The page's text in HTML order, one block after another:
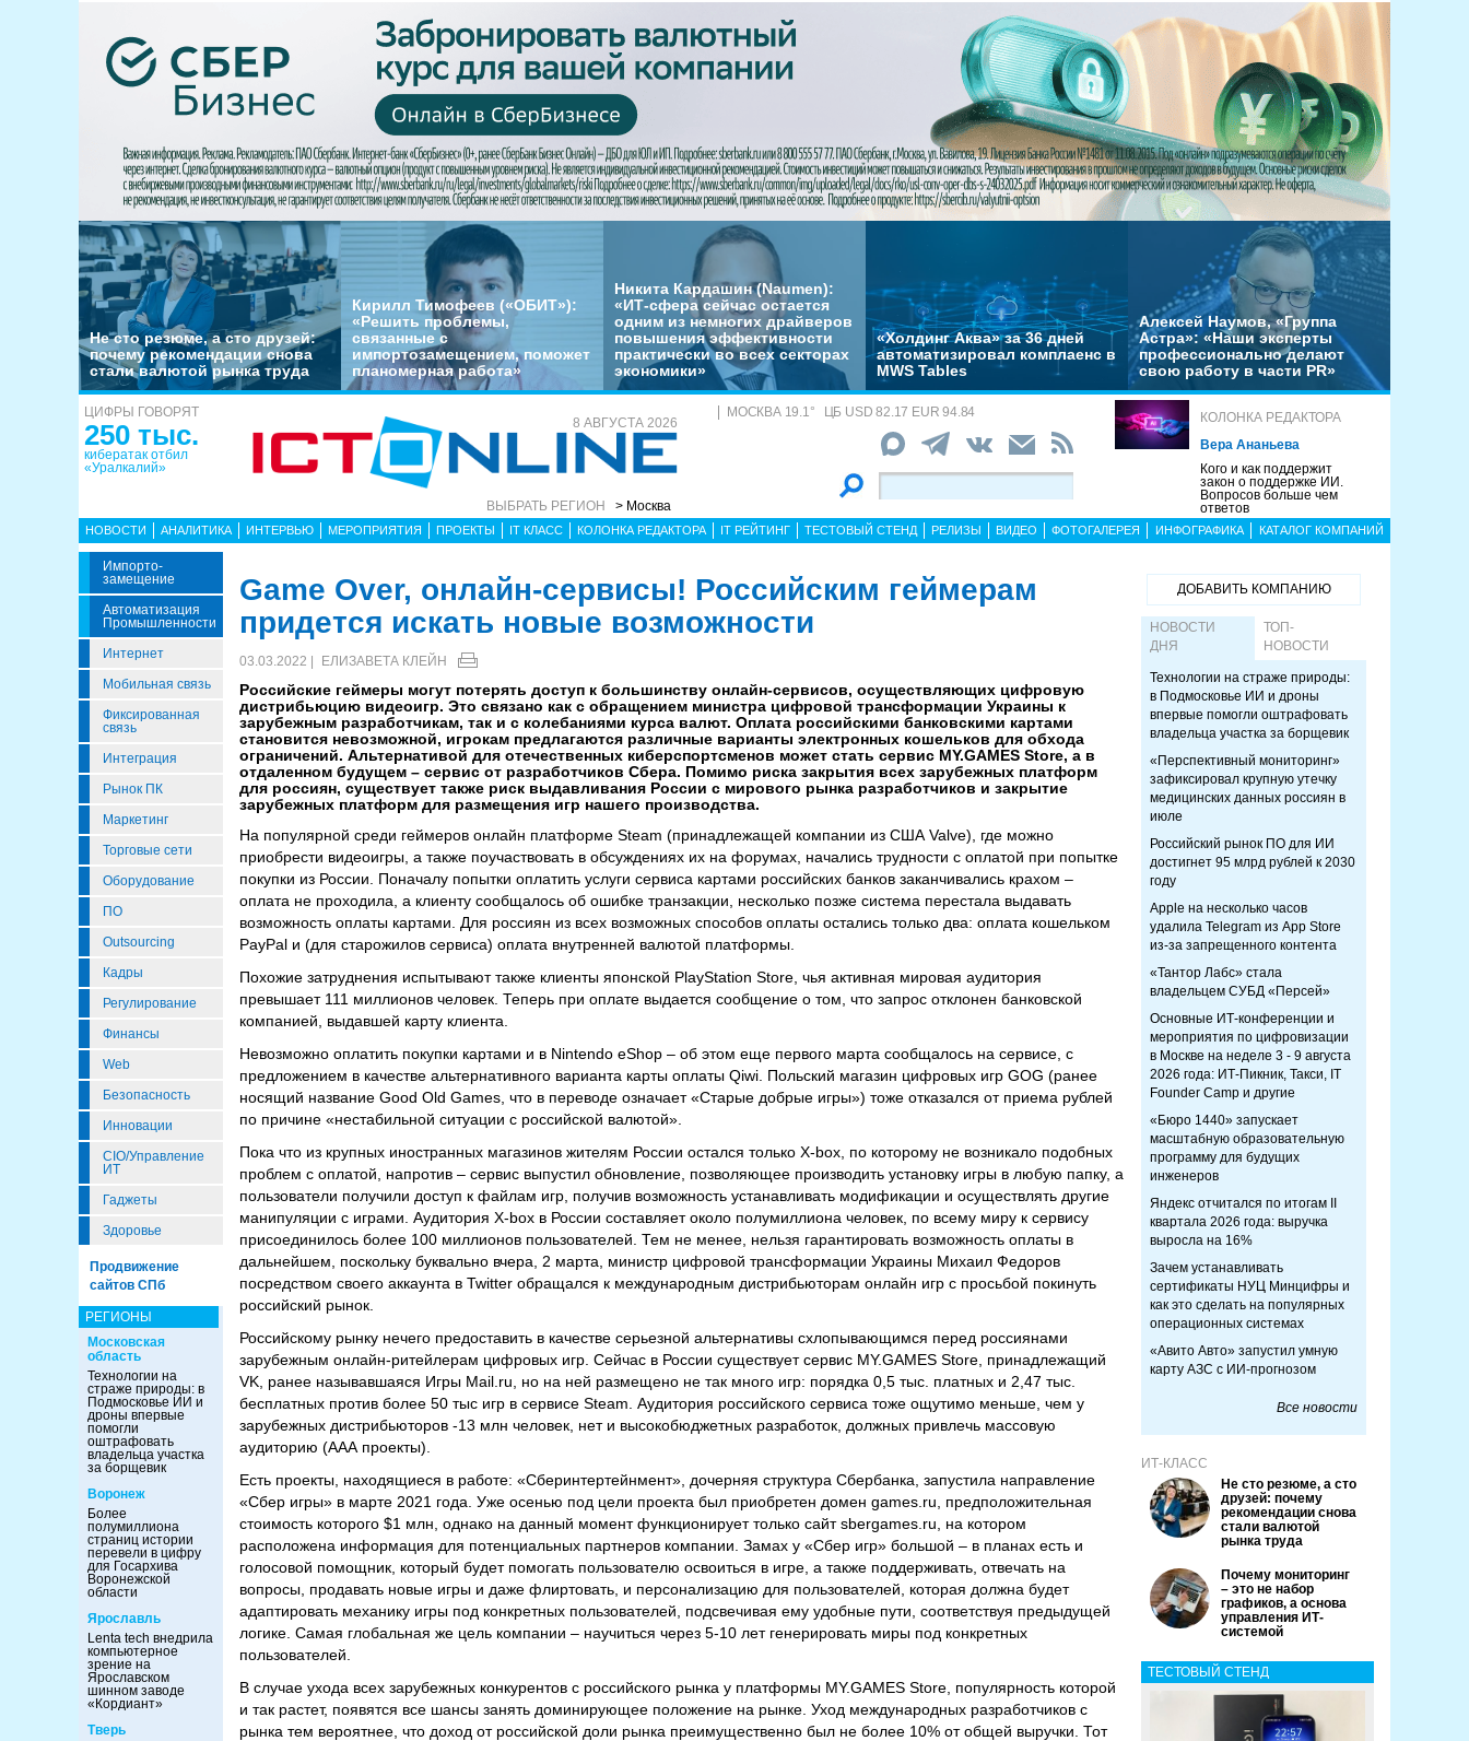
Не сто резюме, а сто друзей:
почему рекомендации снова
стали валютой рынка труда
Кирилл Тимофеев («ОБИТ»):
«Решить проблемы,
связанные с
импортозамещением, поможет
планомерная работа»
Никита Кардашин (Naumen):
«ИТ-сфера сейчас остается
одним из немногих драйверов
повышения эффективности
практически во всех секторах
экономики»
«Холдинг Аква» за 36 дней
автоматизировал комплаенс в
MWS Tables
Алексей Наумов, «Группа
Астра»: «Наши эксперты
профессионально делают
свою работу в части PR»
ЦИФРЫ ГОВОРЯТ
250 тыс.
кибератак отбил
«Уралкалий»
8 АВГУСТА 2026
ВЫБРАТЬ РЕГИОН > Москва
МОСКВА 19.1° ЦБ USD 82.17 EUR 94.84
КОЛОНКА РЕДАКТОРА
Вера Ананьева
Кого и как поддержит
закон о поддержке ИИ.
Вопросов больше чем
ответов
НОВОСТИ АНАЛИТИКА ИНТЕРВЬЮ МЕРОПРИЯТИЯ ПРОЕКТЫ IT КЛАСС КОЛОНКА РЕДАКТОРА IT РЕЙТИНГ ТЕСТОВЫЙ СТЕНД РЕЛИЗЫ ВИДЕО ФОТОГАЛЕРЕЯ ИНФОГРАФИКА КАТАЛОГ КОМПАНИЙ
Импорто­
Замещение
Автоматизация
Промышленности
Интернет
Мобильная связь
Фиксированная
связь
Интеграция
Рынок ПК
Маркетинг
Торговые сети
Оборудование
ПО
Outsourcing
Кадры
Регулирование
Финансы
Web
Безопасность
Инновации
CIO/Управление
ИТ
Гаджеты
Здоровье
Продвижение
сайтов СПб
РЕГИОНЫ
Московская
область
Технологии на
страже природы: в
Подмосковье ИИ и
дроны впервые
помогли
оштрафовать
владельца участка
за борщевик
Воронеж
Более
полумиллиона
страниц истории
перевели в цифру
для Госархива
Воронежской
области
Ярославль
Lenta tech внедрила
компьютерное
зрение на
Ярославском
шинном заводе
«Кордиант»
Тверь
Game Over, онлайн-сервисы! Российским геймерам
придется искать новые возможности
03.03.2022 | ЕЛИЗАВЕТА КЛЕЙН
Российские геймеры могут потерять доступ к большинству онлайн-сервисов, осуществляющих цифровую
дистрибьюцию видеоигр. Это связано как с обращением министра цифровой трансформации Украины к
зарубежным разработчикам, так и с колебаниями курса валют. Оплата российскими банковскими картами
становится невозможной, игрокам предлагаются различные варианты электронных кошельков для обхода
ограничений. Альтернативой для отечественных киберспортсменов может стать сервис MY.GAMES Store, а в
отдаленном будущем – сервис от разработчиков Сбера. Помимо риска закрытия всех зарубежных платформ
для россиян, существует также риск выдавливания России с мирового рынка разработчиков и закрытие
зарубежных платформ для размещения игр нашего производства.
На популярной среди геймеров онлайн платформе Steam (принадлежащей компании из США Valve), где можно
приобрести видеоигры, а также поучаствовать в обсуждениях их на форумах, начались трудности с оплатой при попытке
покупки из России. Поначалу попытки оплатить услуги сервиса картами российских банков заканчивались крахом –
оплата не проходила, а клиенту сообщалось об ошибке транзакции, несколько позже система перестала выдавать
возможность оплаты картами. Для россиян из всех возможных способов оплаты остались только два: оплата кошельком
PayPal и (для старожилов сервиса) оплата внутренней валютой платформы.
Похожие затруднения испытывают также клиенты японской PlayStation Store, чья активная мировая аудитория
превышает 111 миллионов человек. Теперь при оплате выдается сообщение о том, что запрос отклонен банковской
компанией, выдавшей карту клиента.
Невозможно оплатить покупки картами и в Nintendo eShop – об этом еще первого марта сообщалось на сервисе, с
предложением в качестве альтернативного варианта карты оплаты Qiwi. Польский магазин цифровых игр GOG (ранее
носящий название Good Old Games, что в переводе означает «Старые добрые игры») тоже отказался от приема рублей
по причине «нестабильной ситуации с российской валютой».
Пока что из крупных иностранных магазинов жителям России остался только X-box, по которому не возникало подобных
проблем с оплатой, напротив – сервис выпустил обновление, позволяющее производить установку игры в любую папку, а
пользователи получили доступ к файлам игр, получив возможность устанавливать модификации и осуществлять другие
манипуляции с играми. Аудитория X-box в России составляет около полумиллиона человек, по всему миру к сервису
присоединилось более 100 миллионов пользователей. Тем не менее, нельзя гарантировать возможность оплаты в
дальнейшем, поскольку буквально вчера, 2 марта, министр цифровой трансформации Украины Михаил Федоров
посредством своего аккаунта в Twitter обращался к международным дистрибьюторам онлайн игр с просьбой покинуть
российский рынок.
Российскому рынку нечего предоставить в качестве серьезной альтернативы схлопывающимся перед россиянами
зарубежным онлайн-ритейлерам цифровых игр. Сейчас в России существует сервис MY.GAMES Store, принадлежащий
VK, ранее называвшаяся Игры Mail.ru, но на ней размещено не так много игр: порядка 0,5 тыс. платных и 2,47 тыс.
бесплатных против более 50 тыс игр в сервисе Steam. Аудитория российского сервиса тоже ощутимо меньше, чем у
зарубежных дистрибьюторов -13 млн человек, нет и высокобюджетных разработок, должных привлечь массовую
аудиторию (ААА проекты).
Есть проекты, находящиеся в работе: «Сберинтертейнмент», дочерняя структура Сбербанка, запустила направление
«Сбер игры» в марте 2021 года. Уже осенью под цели проекта был приобретен домен games.ru, предположительная
стоимость которого $1 млн, однако на данный момент функционирует только сайт sbergames.ru, на котором
расположена информация для потенциальных партнеров компании. Замах у «Сбер игр» большой – в планах есть и
голосовой помощник, который будет помогать пользователю освоиться в игре, а также поддерживать, отвечать на
вопросы, продавать новые игры и даже флиртовать, и персонализацию для пользователей, которая должна будет
адаптировать механику игры под конкретных пользователей, подсвечивая ему удобные пути, соответствуя предыдущей
логике. Самая глобальная же цель компании – научиться через 5-10 лет генерировать миры под конкретных
пользователей.
В случае ухода всех зарубежных конкурентов с российского рынка у платформы MY.GAMES Store, популярность которой
и так растет, появятся все шансы занять доминирующее положение на рынке. Уход международных разработчиков с
рынка тем вероятнее, что доход от российской доли рынка преимущественно был не более 10% от общей выручки. Тот
ДОБАВИТЬ КОМПАНИЮ
НОВОСТИ
ДНЯ
ТОП-
НОВОСТИ
Технологии на страже природы:
в Подмосковье ИИ и дроны
впервые помогли оштрафовать
владельца участка за борщевик
«Перспективный мониторинг»
зафиксировал крупную утечку
медицинских данных россиян в
июле
Российский рынок ПО для ИИ
достигнет 95 млрд рублей к 2030
году
Apple на несколько часов
удалила Telegram из App Store
из-за запрещенного контента
«Тантор Лабс» стала
владельцем СУБД «Персей»
Основные ИТ-конференции и
мероприятия по цифровизации
в Москве на неделе 3 - 9 августа
2026 года: ИТ-Пикник, Такси, IT
Founder Camp и другие
«Бюро 1440» запускает
масштабную образовательную
программу для будущих
инженеров
Яндекс отчитался по итогам II
квартала 2026 года: выручка
выросла на 16%
Зачем устанавливать
сертификаты НУЦ Минцифры и
как это сделать на популярных
операционных системах
«Авито Авто» запустил умную
карту АЗС с ИИ-прогнозом
Все новости
ИТ-КЛАСС
Не сто резюме, а сто
друзей: почему
рекомендации снова
стали валютой
рынка труда
Почему мониторинг
– это не набор
графиков, а основа
управления ИТ-
системой
ТЕСТОВЫЙ СТЕНД